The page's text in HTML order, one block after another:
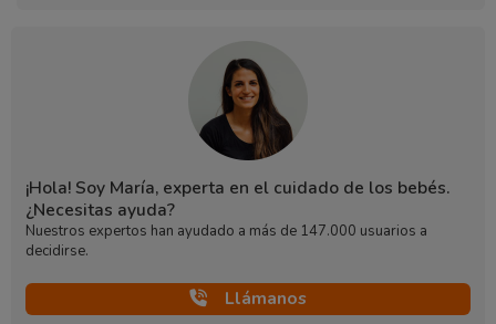
¡Hola! Soy María, experta en el cuidado de los bebés.
¿Necesitas ayuda?
Nuestros expertos han ayudado a más de 147.000 usuarios a
decidirse.
Llámanos